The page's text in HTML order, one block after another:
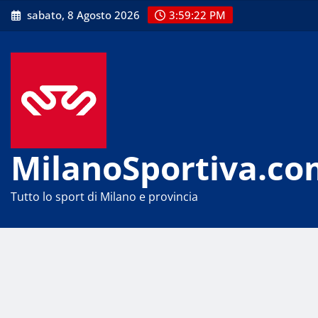
Skip
to
sabato, 8 Agosto 2026 3:59:23 PM
Tutto lo sport di Milano e provincia